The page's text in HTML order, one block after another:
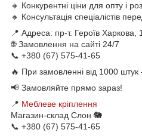
🔸 Конкурентні ціни для опту і
🔸 Консультація спеціалістів
📍 Адреса: пр-т. Героїв
🌐 Замовлення на сайті 24/7
📞 +380 (67) 575-41-65
🔥 При замовленні від 1000
📢 Замовляйте прямо зараз!
📍 Меблеве кріплення
Магазин-склад Слон 🐘
📞 +380 (67) 575-41-65